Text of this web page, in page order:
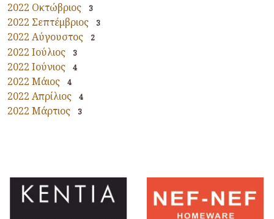
2022 Οκτώβριος 3
2022 Σεπτέμβριος 3
2022 Αύγουστος 2
2022 Ιούλιος 3
2022 Ιούνιος 4
2022 Μάιος 4
2022 Απρίλιος 4
2022 Μάρτιος 3